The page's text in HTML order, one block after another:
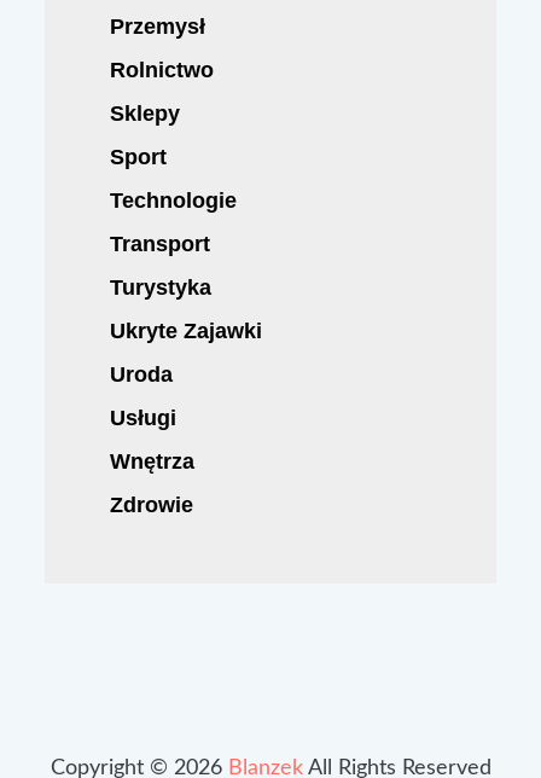
Przemysł
Rolnictwo
Sklepy
Sport
Technologie
Transport
Turystyka
Ukryte Zajawki
Uroda
Usługi
Wnętrza
Zdrowie
Copyright © 2026 BlanzekAll Rights Reserved